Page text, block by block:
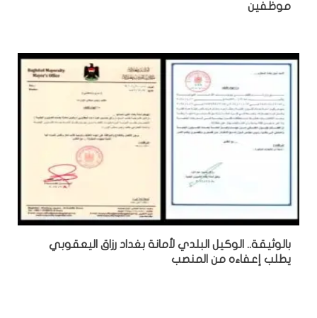
موظفين
بالوثيقة.. الوكيل البلدي لأمانة بغداد رزاق اليعقوبي
يطلب إعفاءه من المنصب